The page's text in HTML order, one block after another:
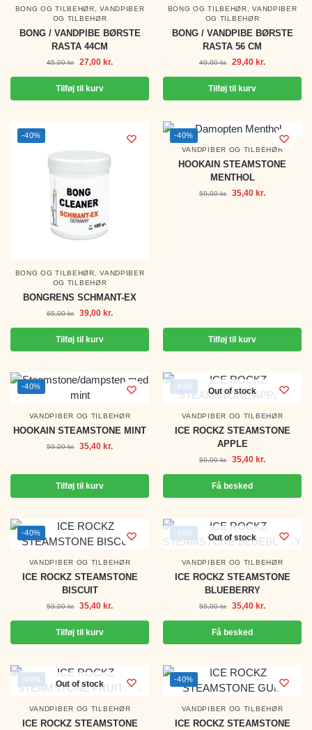
BONG OG TILBEHØR ,VANDPIBER
OG TILBEHØR
BONG / VANDPIBE BØRSTE
RASTA 44CM
45,00kr. 27,00 kr.
Tilføj til kurv
BONG OG TILBEHØR ,VANDPIBER
OG TILBEHØR
BONG / VANDPIBE BØRSTE
RASTA 56 CM
49,00kr. 29,40 kr.
Tilføj til kurv
-40%
BONG OG TILBEHØR ,VANDPIBER
OG TILBEHØR
BONGRENS SCHMANT-EX
65,00kr. 39,00 kr.
Tilføj til kurv
-40%
VANDPIBER OG TILBEHØR
HOOKAIN STEAMSTONE
MENTHOL
59,00kr. 35,40 kr.
Tilføj til kurv
-40%
VANDPIBER OG TILBEHØR
HOOKAIN STEAMSTONE MINT
59,00kr. 35,40 kr.
Tilføj til kurv
-40% Out of stock
VANDPIBER OG TILBEHØR
ICE ROCKZ STEAMSTONE
APPLE
59,00kr. 35,40 kr.
Få besked
-40%
VANDPIBER OG TILBEHØR
ICE ROCKZ STEAMSTONE
BISCUIT
59,00kr. 35,40 kr.
Tilføj til kurv
-40% Out of stock
VANDPIBER OG TILBEHØR
ICE ROCKZ STEAMSTONE
BLUEBERRY
59,00kr. 35,40 kr.
Få besked
-40% Out of stock
VANDPIBER OG TILBEHØR
ICE ROCKZ STEAMSTONE
-40%
VANDPIBER OG TILBEHØR
ICE ROCKZ STEAMSTONE